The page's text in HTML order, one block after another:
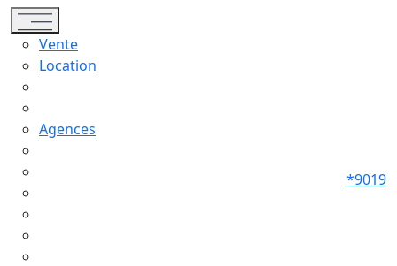
Toggle navigation
Vente
Location
Agences
*9019